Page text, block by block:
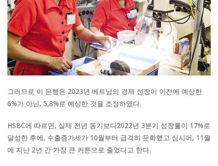
그러므로 이 은행은 2023년 베트남의 경제 성장이 이전에 예상한
6%가 아닌, 5,8%로 예상한 것을 조정하였다.
HSBC에 따르면, 실제 전년 동기보다2022년 3분기 성장률이 17%로
달성한 후에, 수출증가세가 10월부터 급격히 둔화했고 심시어, 11월
에 지난 2년 간 가장 큰 커튼으로 줄었다고 한다.